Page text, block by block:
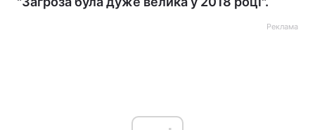
Реклама